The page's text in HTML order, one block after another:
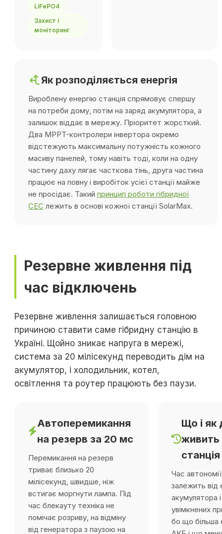
LiFePO4
Захист і
моніторинг
Як розподіляється енергія
Вироблену енергію станція спрямовує спершу
на потреби дому, потім на заряд акумулятора, а
залишок віддає в мережу. Пріоритет жорсткий.
Два MPPT-контролери інвертора окремо
відстежують максимальну потужність кожного
масиву панелей, тому навіть тоді, коли на одну
частину даху лягає часткова тінь, друга частина
працює на повну і виробіток усієї станції майже
не просідає. Такий принцип роботи гібридної
СЕС лежить в основі кожної станції SolarMax.
Резервне живлення під
час відключень
Резервне живлення залишається головною
причиною ставити саме гібридну станцію в
Україні. Щойно зникає напруга в мережі,
система за 20 мілісекунд переводить дім на
акумулятор, і холодильник, котел,
освітлення та роутер працюють без паузи.
Автоперемикання
на резерв за 20 мс
Перемикання на резерв
триває близько 20
мілісекунд, швидше, ніж
встигає моргнути лампа. Під
час блекауту техніка не
помічає розриву, на відміну
від генератора з паузою на
Що і як
живить
станція
Час автономії
залежить від
акумулятора
увімкнених
бо що більша